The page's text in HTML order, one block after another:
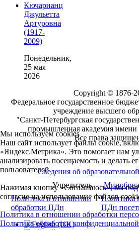
Кючарианц
Джульетта
Артуровна
(1917-
2009)
Понедельник,
25 мая
2026
Copyright © 1876-
Федеральное государственное
учреждение высшего
"Санкт-Петербургская
промышленная академия
Все права
Сведения об
Учредитель —
Политика в отношении
обработки ПДн
Политика
ПДн
Мы используем cookies
Наш сайт использует файлы cookie,
«Яндекс.Метрика». Это помогает нам
анализировать посещаемость и делать
пользователей.
Нажимая кнопку «Соглашаюсь», вы
согласие на использование файлов
Политика в отношении обработки
Политика обработки